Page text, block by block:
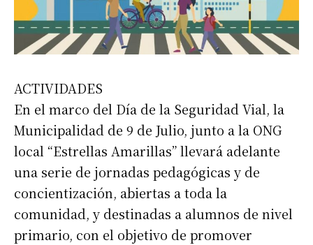
ACTIVIDADES
En el marco del Día de la Seguridad Vial, la
Municipalidad de 9 de Julio, junto a la ONG
local “Estrellas Amarillas” llevará adelante
una serie de jornadas pedagógicas y de
concientización, abiertas a toda la
comunidad, y destinadas a alumnos de nivel
primario, con el objetivo de promover